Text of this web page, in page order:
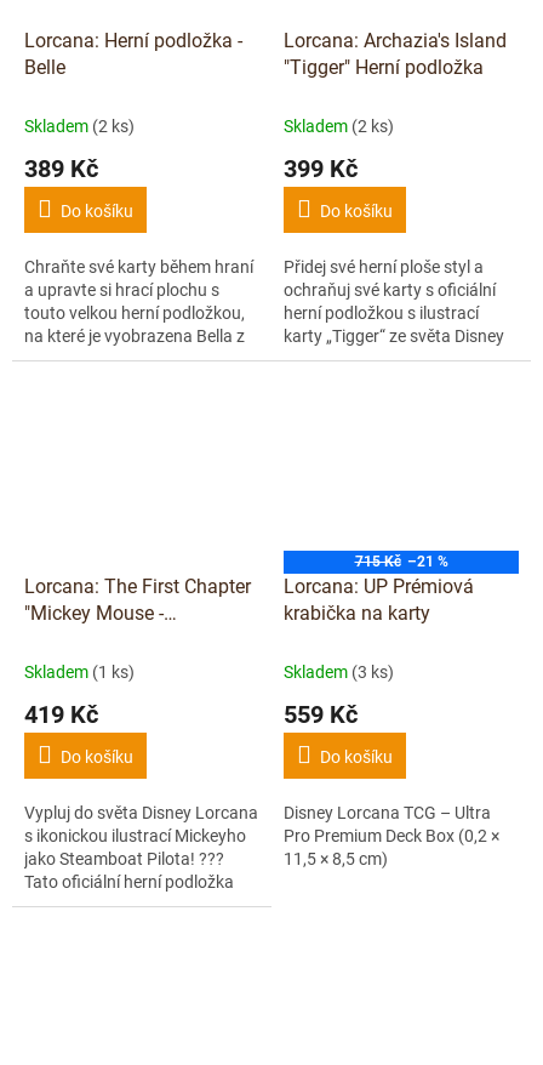
Lorcana: Herní podložka -
Belle
Skladem (2 ks)
389 Kč
Do košíku
Chraňte své karty během hraní
a upravte si hrací plochu s
touto velkou herní podložkou,
na které je vyobrazena Bella z
pohádky Kráska a zvíře.
Lorcana: Archazia's Island
"Tigger" Herní podložka
Skladem (2 ks)
399 Kč
Do košíku
Přidej své herní ploše styl a
ochraňuj své karty s oficiální
herní podložkou s ilustrací
karty „Tigger“ ze světa Disney
Lorcana! Podložka má
Lorcana: The First Chapter
"Mickey Mouse -
podložka
Skladem (1 ks)
419 Kč
Do košíku
Vypluj do světa Disney Lorcana
s ikonickou ilustrací Mickeyho
jako Steamboat Pilota! ???
Tato oficiální herní podložka
nejen ochrání tvé karty během
715 Kč –21 %
Lorcana: UP Prémiová
krabička na karty
Skladem (3 ks)
559 Kč
Do košíku
Disney Lorcana TCG – Ultra
Pro Premium Deck Box (0,2 ×
11,5 × 8,5 cm)